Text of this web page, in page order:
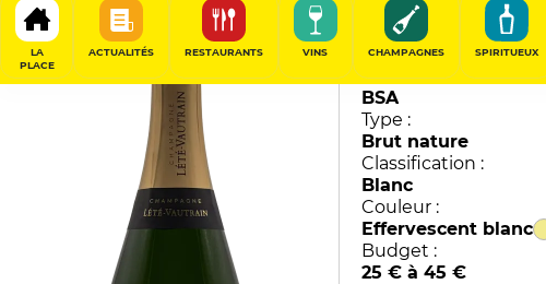
LA
PLACE
ACTUALITÉS RESTAURANTS VINS CHAMPAGNES SPIRITUEUX
89/100
Millésime :
BSA
Type :
Brut nature
Classification :
Blanc
Couleur :
Effervescent blanc
Budget :
25 € à 45 €